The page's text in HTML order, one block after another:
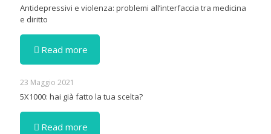
Antidepressivi e violenza: problemi all’interfaccia tra medicina
e diritto
Read more
23 Maggio 2021
5X1000: hai già fatto la tua scelta?
Read more